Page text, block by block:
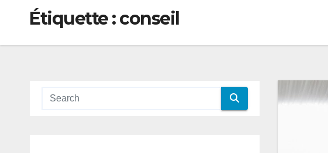
Étiquette :conseil